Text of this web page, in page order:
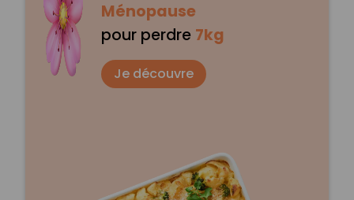
Ménopause
pour perdre 7kg
Je découvre